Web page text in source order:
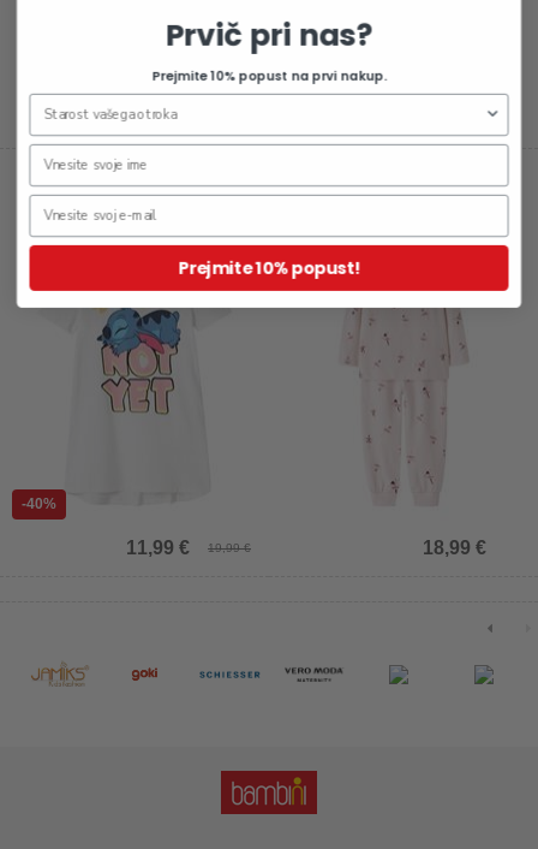
19,99 €
-40%
Otroška spalna srajca za
dekleta Asta St
19,99 €
11,99 €
Otroška pižama za dekleta
18,99 €
Prvič pri nas?
Prejmite 10% popust na prvi nakup.
Prejmite 10% popust!